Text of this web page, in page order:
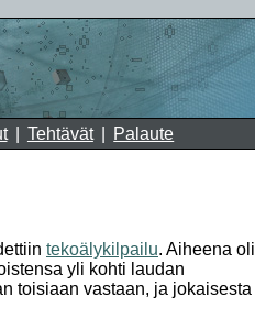
Tehtävät Palaute
tekoälykilpailu. Aiheena oli
yli kohti laudan
toisiaan vastaan, ja jokaisesta